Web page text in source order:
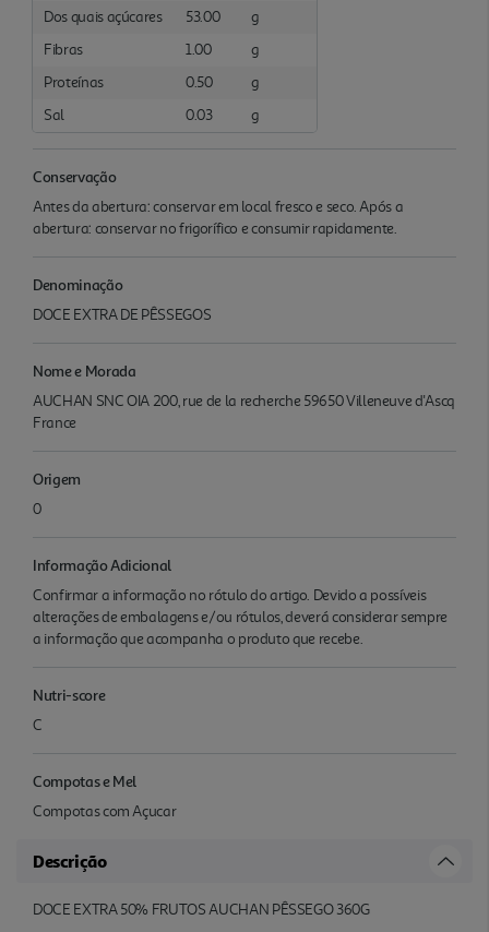
Dos quais açúcares 53.00
g
Fibras
1.00
g
Proteínas
0.50
g
Sal
0.03 g
Conservação
Antes da abertura: conservar em local fresco e seco. Após a
abertura: conservar no frigorífico e consumir rapidamente.
Denominação
DOCE EXTRA DE PÊSSEGOS
Nome e Morada
AUCHAN SNC OIA 200, rue de la recherche 59650 Villeneuve d'Ascq
France
Origem
0
Informação Adicional
Confirmar a informação no rótulo do artigo. Devido a possíveis
alterações de embalagens e/ou rótulos, deverá considerar sempre
a informação que acompanha o produto que recebe.
Nutri-score
C
Compotas e Mel
Compotas com Açucar
Descrição
DOCE EXTRA 50% FRUTOS AUCHAN PÊSSEGO 360G